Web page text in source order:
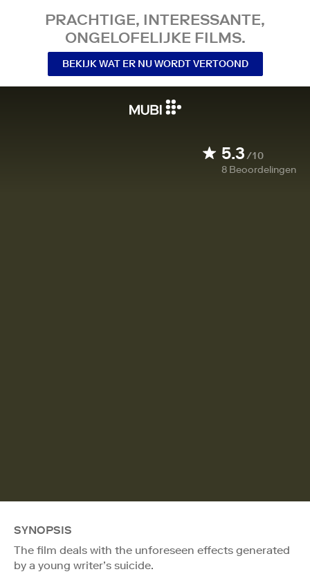
PRACHTIGE, INTERESSANTE,
ONGELOFELIJKE FILMS.
BEKIJK WAT ER NU WORDT VERTOOND
5.3/10
8 Beoordelingen
SYNOPSIS
The film deals with the unforeseen effects generated
by a young writer’s suicide.